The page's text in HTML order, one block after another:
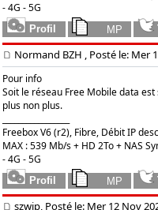
- 4G - 5G
Normand BZH , Posté le: Mer
Pour info
Soit le réseau Free Mobile data
plus non plus.
Freebox V6 (r2), Fibre, Débit IP
MAX : 539 Mb/s + HD 2To + NAS
- 4G - 5G
szwip, Posté le: Mer 12 Nov